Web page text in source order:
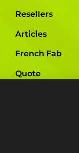
Resellers
Articles
French Fab
Quote